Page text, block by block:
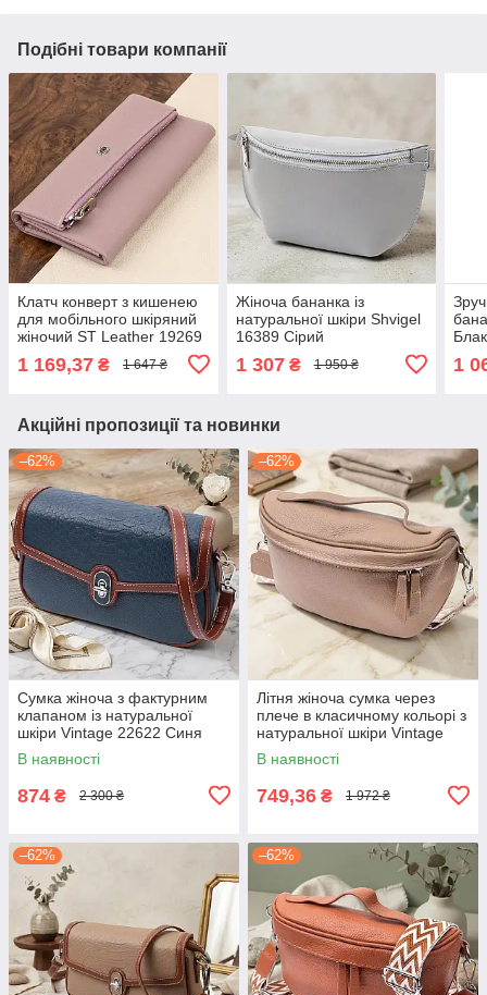
Подібні товари компанії
Клатч конверт з кишенею
для мобільного шкіряний
жіночий ST Leather 19269
1 169,37 ₴ 1 647 ₴
Жіноча бананка із
натуральної шкіри Shvigel
16389 Сірий
1 307₴ 1 950 ₴ 1
Акційні пропозиції та новинки
–62%
Сумка жіноча з фактурним
клапаном із натуральної
шкіри Vintage 22622 Синя
В наявності
874 ₴ 2 300 ₴
–62%
Літня жіноча сумка через
плече в класичному кольорі з
натуральної шкіри Vintage
22657 Бежева
В наявності
749,36 ₴ 1 972 ₴
–62% –62%